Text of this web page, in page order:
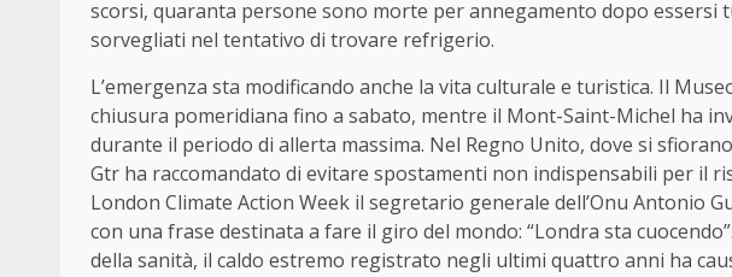
scorsi, quaranta persone sono morte per annegamento dopo essersi
sorvegliati nel tentativo di trovare refrigerio.
L’emergenza sta modificando anche la vita culturale e turistica. Il
chiusura pomeridiana fino a sabato, mentre il Mont-Saint-Michel ha
durante il periodo di allerta massima. Nel Regno Unito, dove si
Gtr ha raccomandato di evitare spostamenti non indispensabili per il
London Climate Action Week il segretario generale dell’Onu Antonio
con una frase destinata a fare il giro del mondo: “Londra sta
della sanità, il caldo estremo registrato negli ultimi quattro anni ha